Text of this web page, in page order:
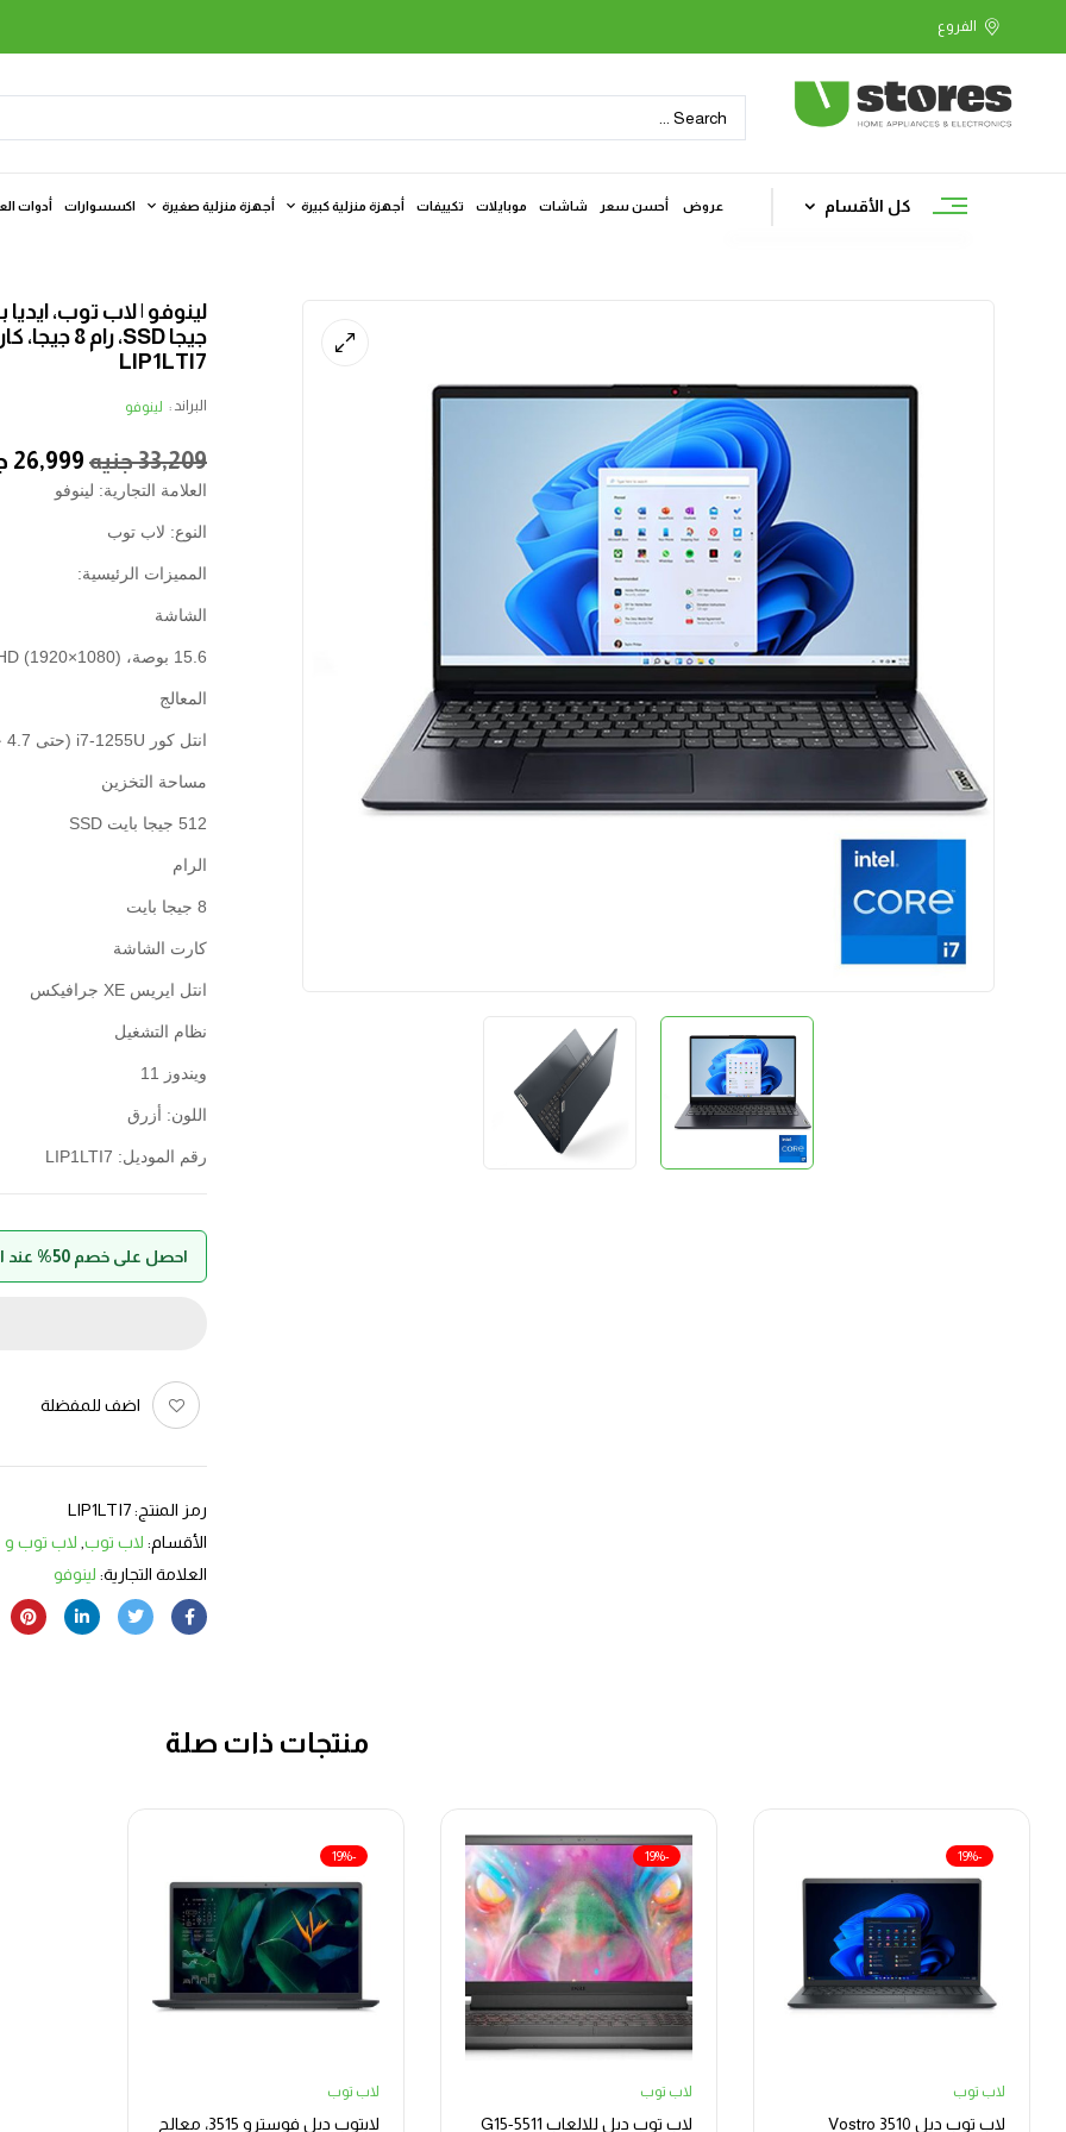
كل الأقسام عروض أحسن سعر شاشات موبايلات تكييفات أجهزة منزلية كبيرة أجهزة منزلية صغيرة اكسسوارات أدوات
LIP1LTI7
البراند : لينوفو
33,209جنيه 26,999
العلامة التجارية: لينوفو
النوع: لاب توب
المميزات الرئيسية:
الشاشة
15.6 بوصة، FHD (1920×1080)
المعالج
انتل كور i7-1255U (حتى 4.7 جيجا هرتز)
مساحة التخزين
512 جيجا بايت SSD
الرام
8 جيجا بايت
كارت الشاشة
انتل ايريس XE جرافيكس
نظام التشغيل
ويندوز 11
اللون: أزرق
رقم الموديل: LIP1LTI7
احصل على خصم 50% عند الدفع بواسطة حالا
اضف للمفضلة
رمز المنتج:LIP1LTI7
الأقسام: لاب توب لاب توب و
العلامة التجارية: لينوفو
منتجات ذات صلة
-19%
لاب توب
لاب توب ديل Vostro 3510
-19%
لاب توب
لاب توب ديل للالعاب G15-5511
-19%
لاب توب
لابتوب ديل فوسترو 3515، معالج